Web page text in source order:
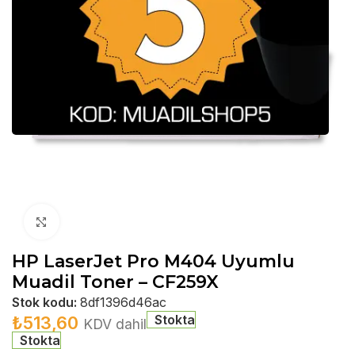
HP LaserJet Pro M404 Uyumlu
Muadil Toner – CF259X
Stok kodu: 8df1396d46ac
₺513,60 KDV dahil Stokta
Stokta